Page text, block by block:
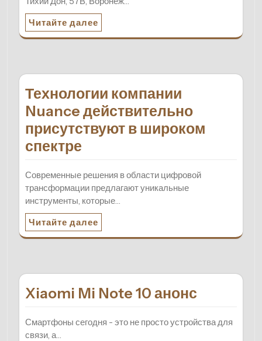
Читайте далее
Технологии компании
Nuance действительно
присутствуют в широком
спектре
Современные решения в области цифровой
трансформации предлагают уникальные
инструменты, которые…
Читайте далее
Xiaomi Mi Note 10 анонс
Смартфоны сегодня - это не просто устройства для
связи, а…